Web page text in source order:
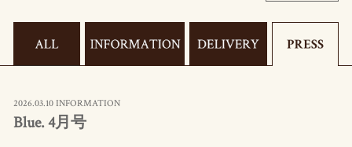
2026.03.10 INFORMATION
Blue. 4月号